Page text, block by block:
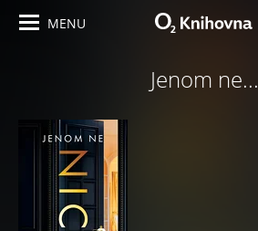
MENU
Jenom ne...